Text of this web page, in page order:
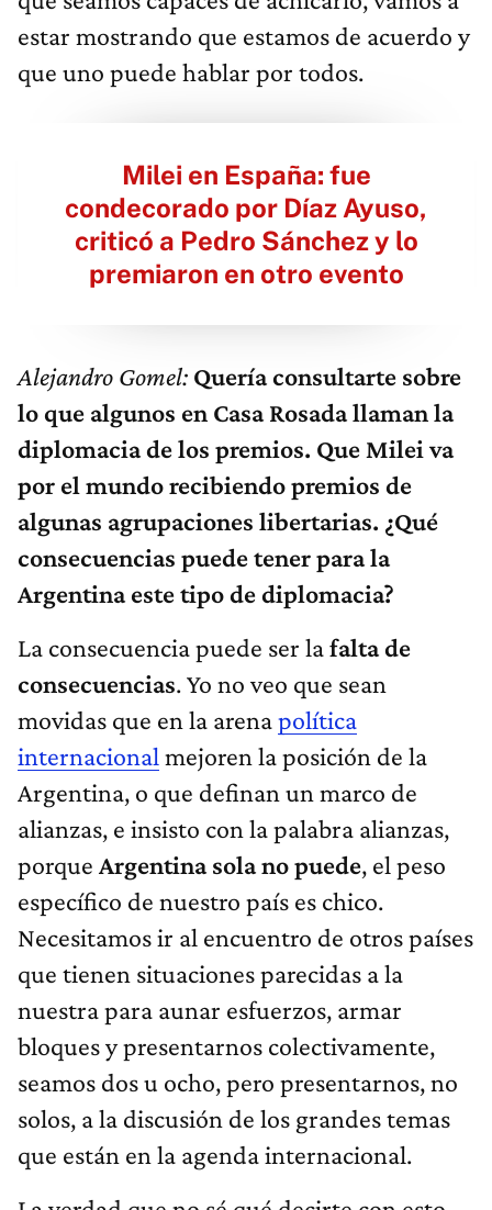
estar mostrando que estamos de acuerdo y
que uno puede hablar por todos.
Milei en España: fue
condecorado por Díaz Ayuso,
criticó a Pedro Sánchez y lo
premiaron en otro evento
Alejandro Gomel: Quería consultarte sobre
lo que algunos en Casa Rosada llaman la
diplomacia de los premios. Que Milei va
por el mundo recibiendo premios de
algunas agrupaciones libertarias. ¿Qué
consecuencias puede tener para la
Argentina este tipo de diplomacia?
La consecuencia puede ser lafalta de
consecuencias. Yo no veo que sean
movidas que en la arenapolítica
internacional mejoren la posición de la
Argentina, o que definan un marco de
alianzas, e insisto con la palabra alianzas,
porque Argentina sola no puede, el peso
específico de nuestro país es chico.
Necesitamos ir al encuentro de otros países
que tienen situaciones parecidas a la
nuestra para aunar esfuerzos, armar
bloques y presentarnos colectivamente,
seamos dos u ocho, pero presentarnos, no
solos, a la discusión de los grandes temas
que están en la agenda internacional.